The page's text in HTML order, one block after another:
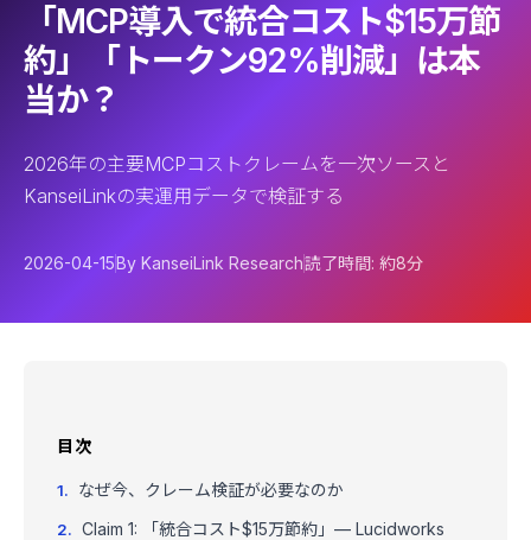
「MCP導入で統合コスト$15万節
約」「トークン92%削減」は本
当か？
2026年の主要MCPコストクレームを一次ソースと
KanseiLinkの実運用データで検証する
2026-04-15By KanseiLink Research読了時間: 約8分
目次
なぜ今、クレーム検証が必要なのか
Claim 1: 「統合コスト$15万節約」— Lucidworks